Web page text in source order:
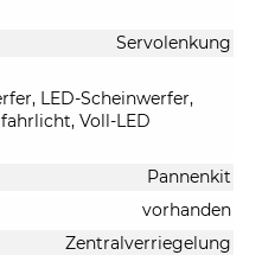
Servolenkung
LED-Scheinwerfer,
Voll-LED
Pannenkit
vorhanden
Zentralverriegelung